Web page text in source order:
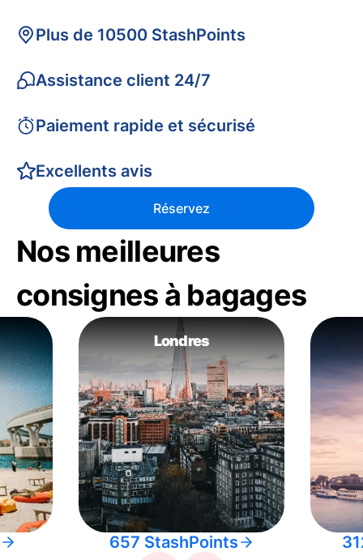
Plus de 10500 StashPoints
Assistance client 24/7
Paiement rapide et sécurisé
Excellents avis
Réservez
Nos meilleures
consignes à bagages
Londres
657 StashPoints